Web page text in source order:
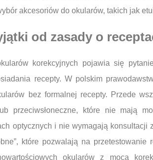
akcesoriów do okularów, takich jak
od zasady o
korekcyjnych pojawia się
recepty. W polskim
bez formalnej recepty. Przede
przeciwsłoneczne, które nie mają
optycznych i nie wymagają konsultacji
które pozwalają na przetestowanie
okularów z mocą